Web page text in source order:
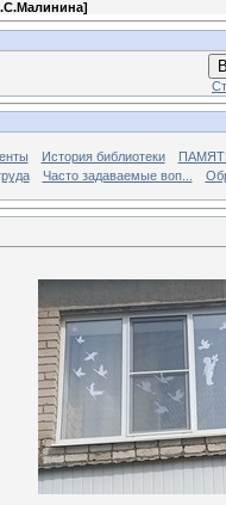
]
История библиотеки
Часто задаваемые воп...